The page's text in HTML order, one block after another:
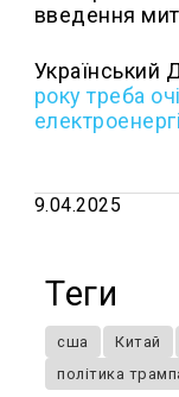
введення
Український
року треба
9.04.2025
Теги
сша Китай
політика